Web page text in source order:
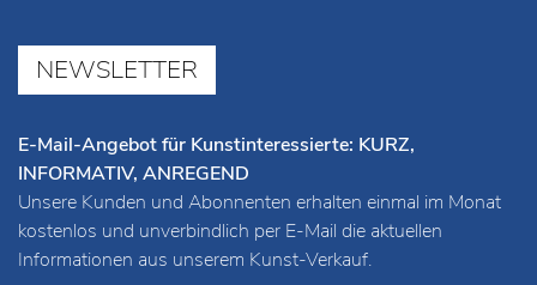
NEWSLETTER
E-Mail-Angebot für Kunstinteressierte: KURZ,
INFORMATIV, ANREGEND
Unsere Kunden und Abonnenten erhalten einmal im Monat
kostenlos und unverbindlich per E-Mail die aktuellen
Informationen aus unserem Kunst-Verkauf.